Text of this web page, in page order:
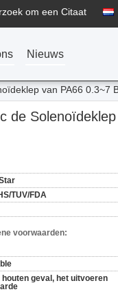
om een Citaat
Nieuws
van PA66 0.3~7
de
TUV/FDA
voorwaarden:
houten geval, het uitvoeren